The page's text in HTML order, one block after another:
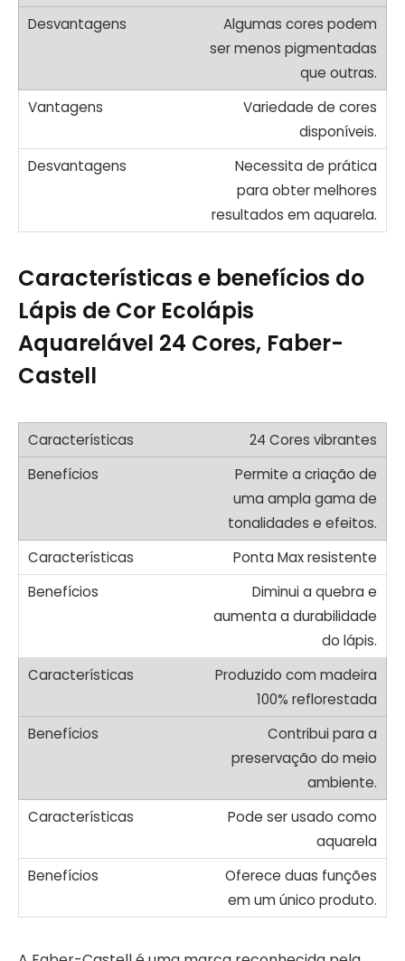
Algumas cores podem
ser menos pigmentadas
que outras.
Variedade de cores
disponíveis.
Necessita de prática
para obter melhores
resultados em aquarela.
Características e benefícios do
Lápis de Cor Ecolápis
Aquarelável 24 Cores, Faber-
Castell
24 Cores vibrantes
Permite a criação de
uma ampla gama de
tonalidades e efeitos.
Ponta Max resistente
Diminui a quebra e
aumenta a durabilidade
do lápis.
Produzido com madeira
100% reflorestada
Contribui para a
preservação do meio
ambiente.
Pode ser usado como
aquarela
Oferece duas funções
em um único produto.